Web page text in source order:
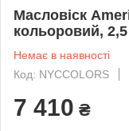
Масловіск
кольоровий,
Немає в наявності
Код: NYCCOLORS
7 410 ₴